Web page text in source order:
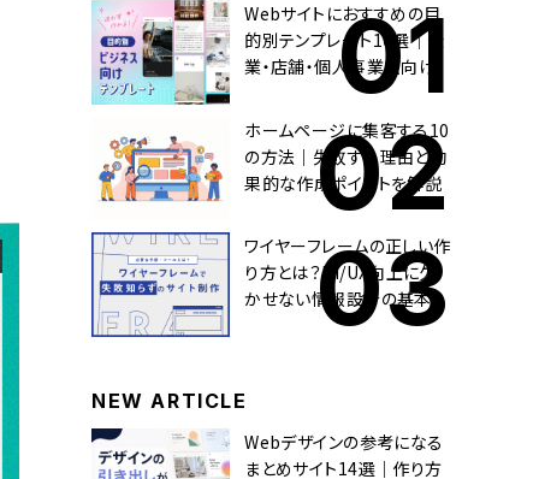
Webサイトにおすすめの目
的別テンプレート10選｜企
業・店舗・個人事業主向け
ホームページに集客する10
の方法｜失敗する理由と効
果的な作成ポイントを解説
ワイヤーフレームの正しい作
り方とは？UI/UX向上に欠
かせない情報設計の基本
NEW ARTICLE
Webデザインの参考になる
まとめサイト14選｜作り方